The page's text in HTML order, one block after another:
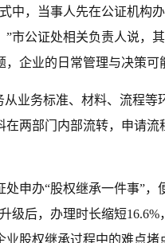
中，当事人先在公证机构
”市公证处相关负责人说，
企业的日常管理与决策可
从业务标准、材料、流程
在两部门内部流转，申请
处申办“股权继承一件事”
级后，办理时长缩短
业股权继承过程中的难点